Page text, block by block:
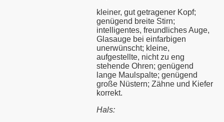
kleiner, gut getragener Kopf;
genügend breite Stirn;
intelligentes, freundliches Auge,
Glasauge bei einfarbigen
unerwünscht; kleine,
aufgestellte, nicht zu eng
stehende Ohren; genügend
lange Maulspalte; genügend
große Nüstern; Zähne und Kiefer
korrekt.
Hals: